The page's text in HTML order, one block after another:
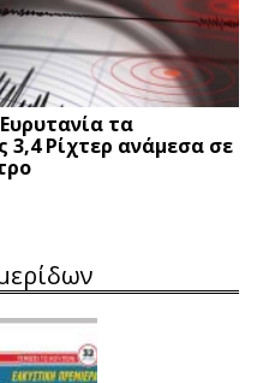
τα
3,4 Ρίχτερ ανάμεσα σε